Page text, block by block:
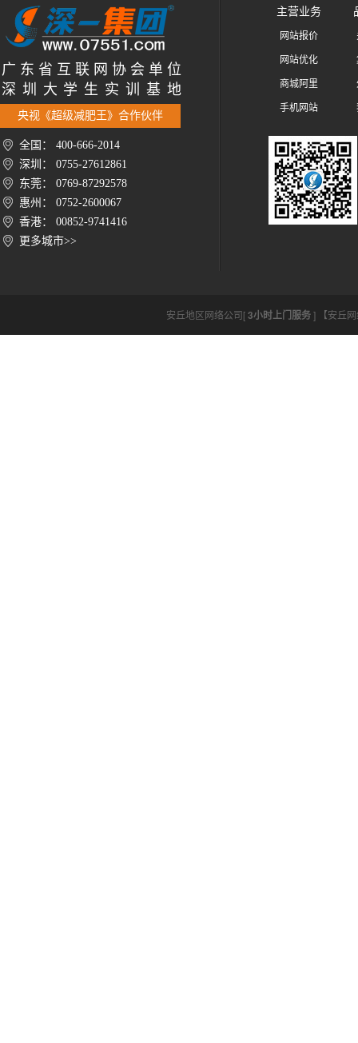
广 东 省 互 联 网 协 会 单 位
深 圳 大 学 生 实 训 基 地
央视《超级减肥王》合作伙伴
全国： 400-666-2014
深圳： 0755-27612861
东莞： 0769-87292578
惠州： 0752-2600067
香港： 00852-9741416
更多城市>>
主营业务
网站报价
网站优化
商城阿里
手机网站
安丘地区网络公司[3小时上门服务] 【安丘